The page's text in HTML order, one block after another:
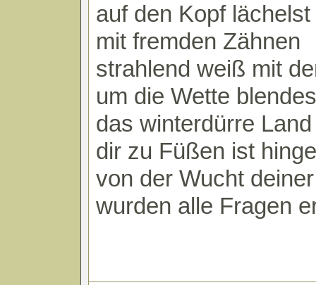
auf den Kopf lächelst
mit fremden Zähnen
strahlend weiß mit
um die Wette
das winterdürre
dir zu Füßen ist
von der Wucht
wurden alle Fragen